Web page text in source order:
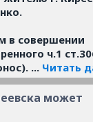
в совершении
ч.1
... Читать
может